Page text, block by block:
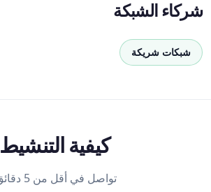
شركاء الشبكة
شبكات شريكة
كيفية التنشيط
تواصل في أقل من 5 دقائق.